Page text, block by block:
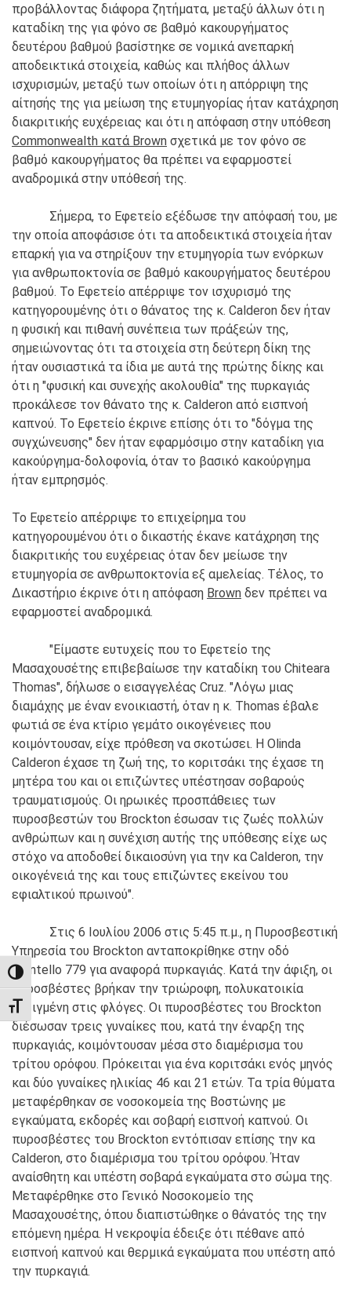
TOGGLE HIGH CONTRAST
TOGGLE FONT SIZE
προβάλλοντας διάφορα ζητήματα, μεταξύ άλλων ότι η
καταδίκη της για φόνο σε βαθμό κακουργήματος
δευτέρου βαθμού βασίστηκε σε νομικά ανεπαρκή
αποδεικτικά στοιχεία, καθώς και πλήθος άλλων
ισχυρισμών, μεταξύ των οποίων ότι η απόρριψη της
αίτησής της για μείωση της ετυμηγορίας ήταν κατάχρηση
διακριτικής ευχέρειας και ότι η απόφαση στην υπόθεση
Commonwealth κατά Brown σχετικά με τον φόνο σε
βαθμό κακουργήματος θα πρέπει να εφαρμοστεί
αναδρομικά στην υπόθεσή της.
Σήμερα, το Εφετείο εξέδωσε την απόφασή του, με
την οποία αποφάσισε ότι τα αποδεικτικά στοιχεία ήταν
επαρκή για να στηρίξουν την ετυμηγορία των ενόρκων
για ανθρωποκτονία σε βαθμό κακουργήματος δευτέρου
βαθμού. Το Εφετείο απέρριψε τον ισχυρισμό της
κατηγορουμένης ότι ο θάνατος της κ. Calderon δεν ήταν
η φυσική και πιθανή συνέπεια των πράξεών της,
σημειώνοντας ότι τα στοιχεία στη δεύτερη δίκη της
ήταν ουσιαστικά τα ίδια με αυτά της πρώτης δίκης και
ότι η "φυσική και συνεχής ακολουθία" της πυρκαγιάς
προκάλεσε τον θάνατο της κ. Calderon από εισπνοή
καπνού. Το Εφετείο έκρινε επίσης ότι το "δόγμα της
συγχώνευσης" δεν ήταν εφαρμόσιμο στην καταδίκη για
κακούργημα-δολοφονία, όταν το βασικό κακούργημα
ήταν εμπρησμός.
Το Εφετείο απέρριψε το επιχείρημα του
κατηγορουμένου ότι ο δικαστής έκανε κατάχρηση της
διακριτικής του ευχέρειας όταν δεν μείωσε την
ετυμηγορία σε ανθρωποκτονία εξ αμελείας. Τέλος, το
Δικαστήριο έκρινε ότι η απόφαση Brown δεν πρέπει να
εφαρμοστεί αναδρομικά.
"Είμαστε ευτυχείς που το Εφετείο της
Μασαχουσέτης επιβεβαίωσε την καταδίκη του Chiteara
Thomas", δήλωσε ο εισαγγελέας Cruz. "Λόγω μιας
διαμάχης με έναν ενοικιαστή, όταν η κ. Thomas έβαλε
φωτιά σε ένα κτίριο γεμάτο οικογένειες που
κοιμόντουσαν, είχε πρόθεση να σκοτώσει. Η Olinda
Calderon έχασε τη ζωή της, το κοριτσάκι της έχασε τη
μητέρα του και οι επιζώντες υπέστησαν σοβαρούς
τραυματισμούς. Οι ηρωικές προσπάθειες των
πυροσβεστών του Brockton έσωσαν τις ζωές πολλών
ανθρώπων και η συνέχιση αυτής της υπόθεσης είχε ως
στόχο να αποδοθεί δικαιοσύνη για την κα Calderon, την
οικογένειά της και τους επιζώντες εκείνου του
εφιαλτικού πρωινού".
Στις 6 Ιουλίου 2006 στις 5:45 π.μ., η Πυροσβεστική
Υπηρεσία του Brockton ανταποκρίθηκε στην οδό
Montello 779 για αναφορά πυρκαγιάς. Κατά την άφιξη, οι
πυροσβέστες βρήκαν την τριώροφη, πολυκατοικία
τυλιγμένη στις φλόγες. Οι πυροσβέστες του Brockton
διέσωσαν τρεις γυναίκες που, κατά την έναρξη της
πυρκαγιάς, κοιμόντουσαν μέσα στο διαμέρισμα του
τρίτου ορόφου. Πρόκειται για ένα κοριτσάκι ενός μηνός
και δύο γυναίκες ηλικίας 46 και 21 ετών. Τα τρία θύματα
μεταφέρθηκαν σε νοσοκομεία της Βοστώνης με
εγκαύματα, εκδορές και σοβαρή εισπνοή καπνού. Οι
πυροσβέστες του Brockton εντόπισαν επίσης την κα
Calderon, στο διαμέρισμα του τρίτου ορόφου. Ήταν
αναίσθητη και υπέστη σοβαρά εγκαύματα στο σώμα της.
Μεταφέρθηκε στο Γενικό Νοσοκομείο της
Μασαχουσέτης, όπου διαπιστώθηκε ο θάνατός της την
επόμενη ημέρα. Η νεκροψία έδειξε ότι πέθανε από
εισπνοή καπνού και θερμικά εγκαύματα που υπέστη από
την πυρκαγιά.